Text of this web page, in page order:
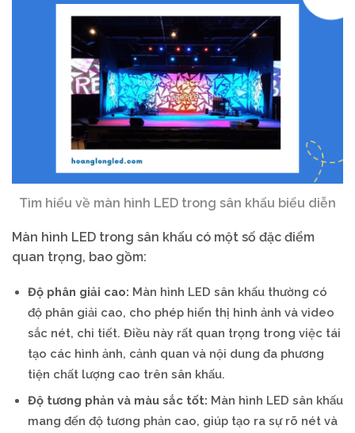
Tìm hiểu về màn hình LED trong sân khấu biểu diễn
Màn hình LED trong sân khấu có một số đặc điểm
quan trọng, bao gồm:
Độ phân giải cao: Màn hình LED sân khấu thường có
độ phân giải cao, cho phép hiển thị hình ảnh và video
sắc nét, chi tiết. Điều này rất quan trọng trong việc tái
tạo các hình ảnh, cảnh quan và nội dung đa phương
tiện chất lượng cao trên sân khấu.
Độ tương phản và màu sắc tốt: Màn hình LED sân khấu
mang đến độ tương phản cao, giúp tạo ra sự rõ nét và